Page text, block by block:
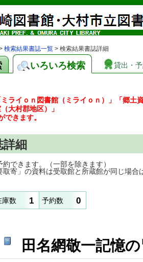
検索結果書誌一覧 > 検索結果書誌詳細
いろいろ検索 貸出・
ライｏｎ図書館（ミライｏｎ）」「郷
大村郡地区）」
できます。
詳細
できます。（一部を除きます）
取寄」の資料は受取館と所蔵館が同じ場合
庫数 1 予約数 0
田名網敬一記憶